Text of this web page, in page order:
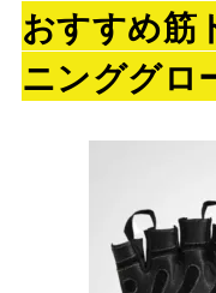
おすすめ筋
ニンググロ